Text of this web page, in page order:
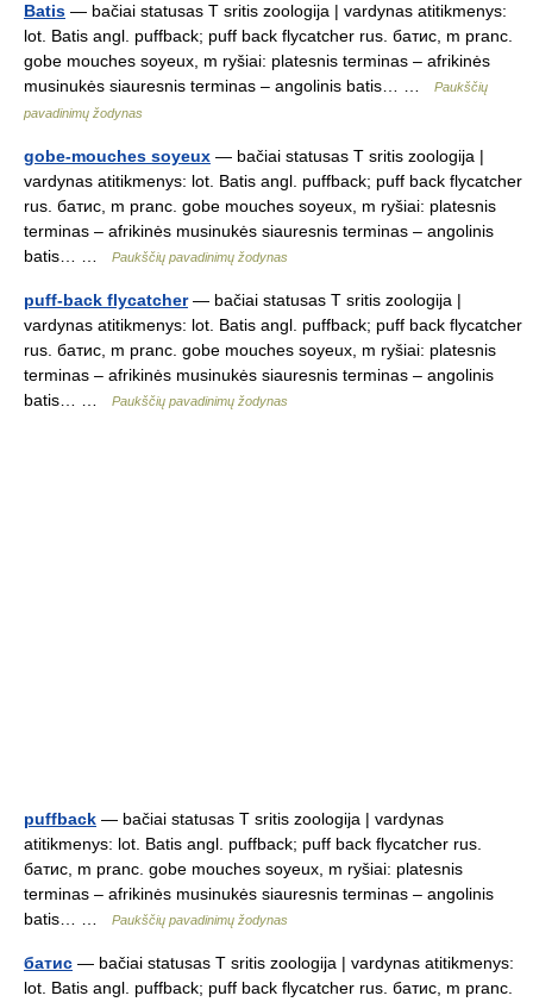
Batis — bačiai statusas T sritis zoologija | vardynas atitikmenys:
lot. Batis angl. puffback; puff back flycatcher rus. батис, m pranc.
gobe mouches soyeux, m ryšiai: platesnis terminas – afrikinės
musinukės siauresnis terminas – angolinis batis… …
Paukščių
pavadinimų žodynas
gobe-mouches soyeux — bačiai statusas T sritis zoologija |
vardynas atitikmenys: lot. Batis angl. puffback; puff back flycatcher
rus. батис, m pranc. gobe mouches soyeux, m ryšiai: platesnis
terminas – afrikinės musinukės siauresnis terminas – angolinis
batis… …
Paukščių pavadinimų žodynas
puff-back flycatcher— bačiai statusas T sritis zoologija |
vardynas atitikmenys: lot. Batis angl. puffback; puff back flycatcher
rus. батис, m pranc. gobe mouches soyeux, m ryšiai: platesnis
terminas – afrikinės musinukės siauresnis terminas – angolinis
batis… …
Paukščių pavadinimų žodynas
puffback — bačiai statusas T sritis zoologija | vardynas
atitikmenys: lot. Batis angl. puffback; puff back flycatcher rus.
батис, m pranc. gobe mouches soyeux, m ryšiai: platesnis
terminas – afrikinės musinukės siauresnis terminas – angolinis
batis… …
Paukščių pavadinimų žodynas
батис — bačiai statusas T sritis zoologija | vardynas atitikmenys:
lot. Batis angl. puffback; puff back flycatcher rus. батис, m pranc.